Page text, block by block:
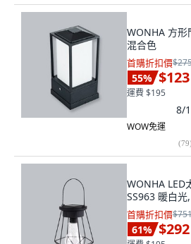
WONHA 方
混合色
首購折扣價
55% $123
運費 $195
8/
WOW免運
(79)
WONHA LED
SS963 暖白光
首購折扣價
61% $292